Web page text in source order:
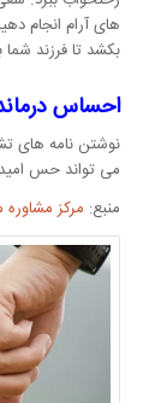
های آرام انجام
بکشد تا فرزند
احساس
نوشتن نامه های
می تواند حس امید
منبع: مرکز مشاوره